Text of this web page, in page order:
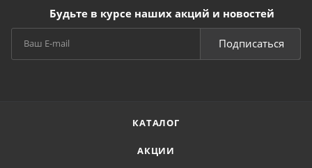
Будьте в курсе наших акций и новостей
Подписаться
КАТАЛОГ
АКЦИИ